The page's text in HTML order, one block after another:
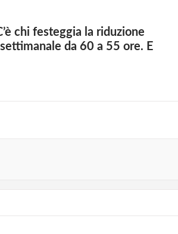
chi festeggia la riduzione
da 60 a 55 ore. E
commentare!